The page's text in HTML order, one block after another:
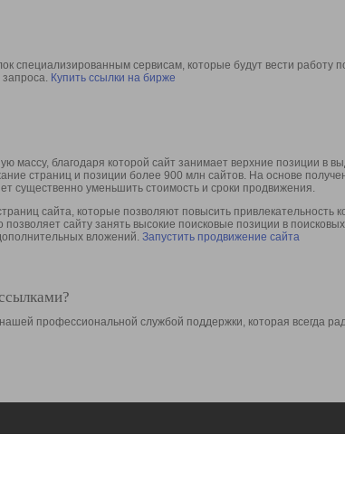
специализированным сервисам, которые будут вести работу
Купить ссылки на бирже
массу, благодаря которой сайт занимает верхние позиции в
страниц и позиции более 900 млн сайтов. На основе
существенно уменьшить стоимость и сроки продвижения.
сайта, которые позволяют повысить привлекательность
сайту занять высокие поисковые позиции в
вложений. Запустить продвижение сайта
профессиональной службой поддержки, которая всегда